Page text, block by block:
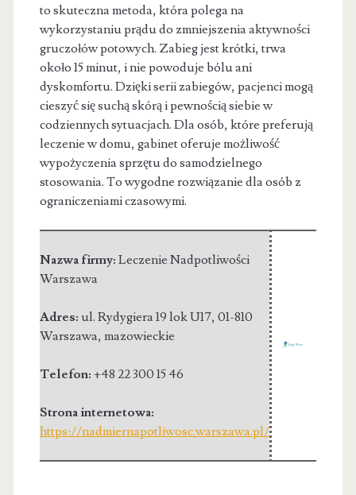
to skuteczna metoda, która polega na
wykorzystaniuprądu do zmniejszenia aktywności
gruczołów potowych. Zabieg jest krótki, trwa
około 15 minut, i nie powoduje bólu ani
dyskomfortu. Dzięki serii zabiegów, pacjenci mogą
cieszyć się suchą skórą i pewnością siebie w
codziennych sytuacjach. Dla osób, które preferują
leczenie w domu, gabinet oferuje możliwość
wypożyczenia sprzętu do samodzielnego
stosowania. To wygodne rozwiązanie dla osób z
ograniczeniami czasowymi.
Nazwa firmy: Leczenie Nadpotliwości
Warszawa
Adres: ul. Rydygiera 19 lok U17, 01-810
Warszawa, mazowieckie
Telefon: +48 22 300 15 46
Strona internetowa:
https://nadmiernapotliwosc.warszawa.pl/